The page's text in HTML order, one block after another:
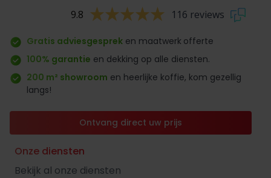
9.8 116 reviews
Gratis adviesgesprek en maatwerk offerte
100% garantie en dekking op alle diensten.
200 m² showroom en heerlijke koffie, kom gezellig
langs!
Ontvang direct uw prijs
Onze diensten
Bekijk al onze diensten